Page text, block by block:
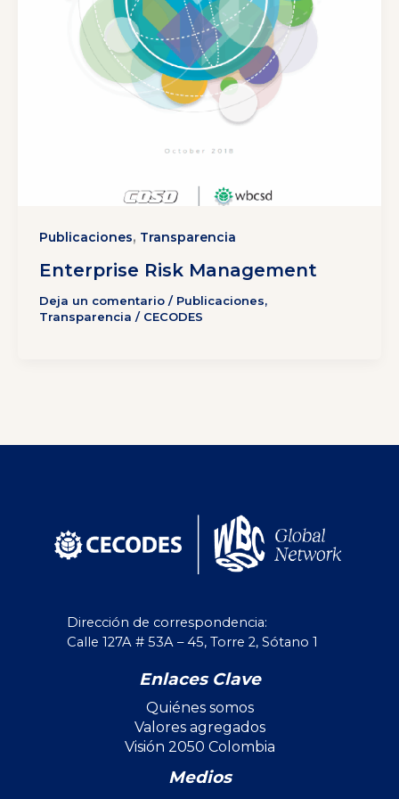
Publicaciones, Transparencia
Enterprise Risk Management
Deja un comentario / Publicaciones,
Transparencia / CECODES
Dirección de correspondencia:
Calle 127A # 53A – 45, Torre 2, Sótano 1
Enlaces Clave
Quiénes somos
Valores agregados
Visión 2050 Colombia
Medios